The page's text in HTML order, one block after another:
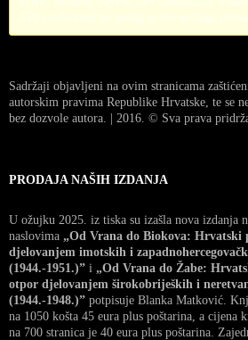
Sadržaji objavljeni na ovim stranicama
autorskim pravima Republike Hrvatske, te se
bez dozvole autora. | 2016. © Sva prava
PRODAJA NAŠIH IZDANJA
U ožujku 2025. iz tiska su izašla nova izdanja
naslovima „Od Vrana do Biokova:
djelovanjem imotskih i
(1944.-1951.)” i „Od Vrana do Žabe:
otpor djelovanjem širokobrijeških i
(1944.-1948.)” potpisuje Blanka Matković.
na 1050 košta 45 eura plus poštarina, a cijena
na 700 stranica je 40 eura plus poštarina.